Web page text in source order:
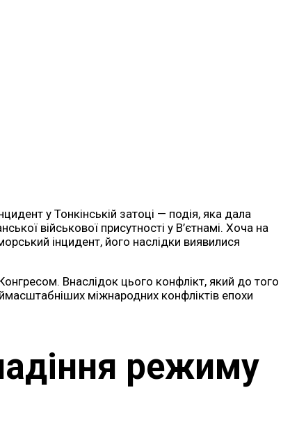
у Тонкінській затоці — подія, яка дала
військової присутності у В’єтнамі. Хоча на
інцидент, його наслідки виявилися
Внаслідок цього конфлікт, який до того
міжнародних конфліктів епохи
режиму